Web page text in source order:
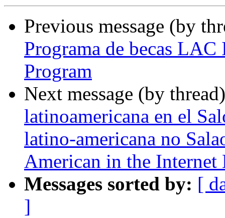
Previous message (by
Programa de becas
Program
Next message (by
latinoamericana en el
latino-americana no
American in the Internet
Messages sorted by: [
]